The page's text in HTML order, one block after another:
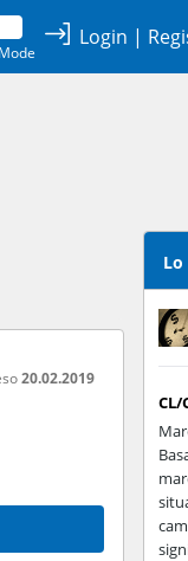
Login |
20.02.2019
CL/